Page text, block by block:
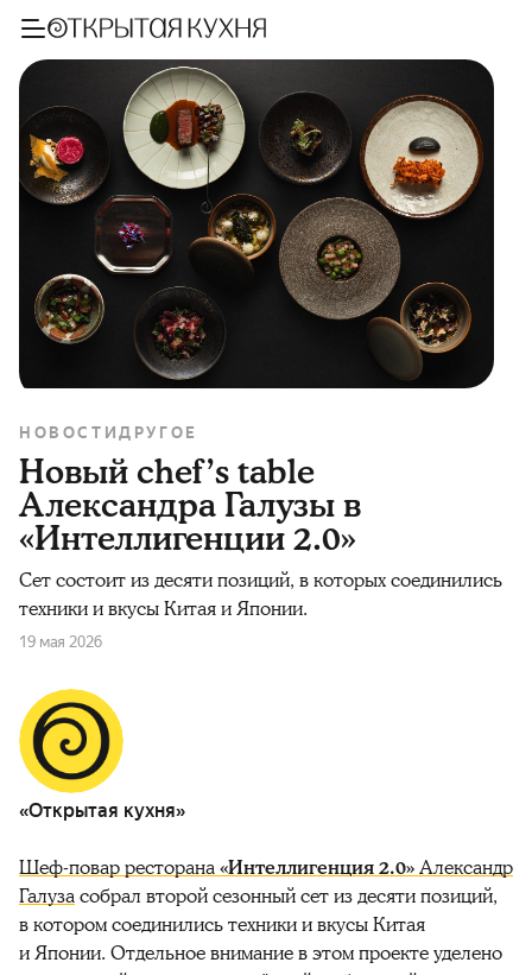
НОВОСТИДРУГОЕ
Новый chef’s table
Александра Галузы в
«Интеллигенции 2.0»
Сет состоит из десяти позиций, в которых соединились
техники и вкусы Китая и Японии.
19 мая 2026
«Открытая кухня»
Шеф-повар ресторана«Интеллигенция 2.0»Александр
Галузасобрал второй сезонный сет из десяти позиций,
в котором соединились техники и вкусы Китая
и Японии. Отдельное внимание в этом проекте уделено